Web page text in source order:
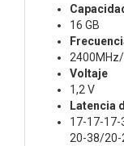
16 GB
Voltaje
1,2 V
Latencia
17-17-
20-38/20-